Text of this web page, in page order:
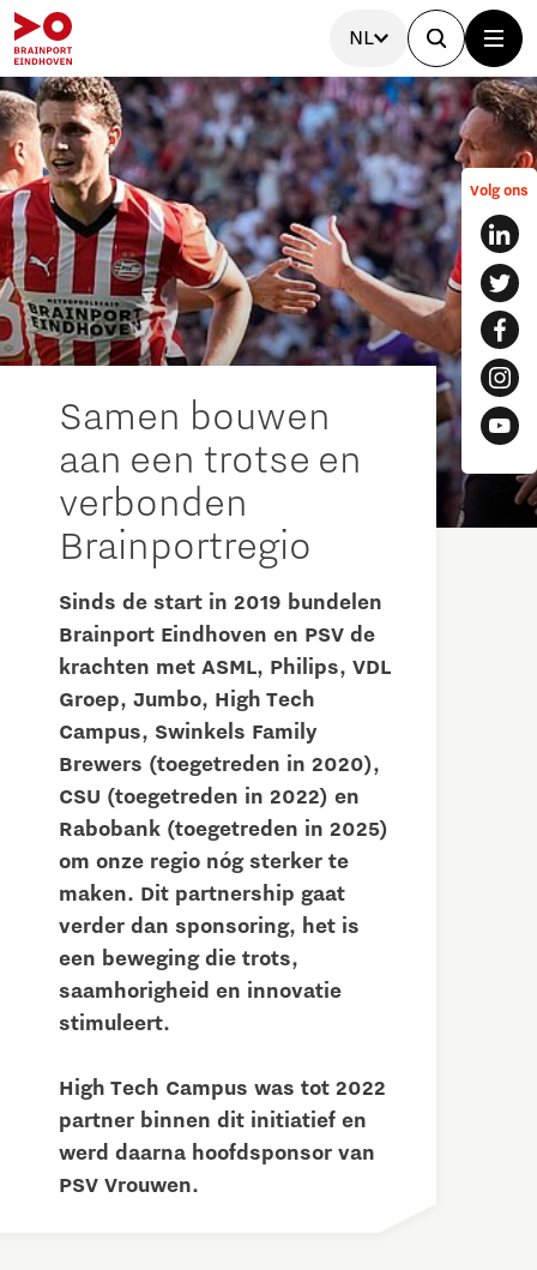
NL
Volg ons
Samen bouwen
aan een trotse en
verbonden
Brainportregio
Sinds de start in 2019 bundelen
Brainport Eindhoven en PSV de
krachten met ASML, Philips, VDL
Groep, Jumbo, High Tech
Campus, Swinkels Family
Brewers (toegetreden in 2020),
CSU (toegetreden in 2022) en
Rabobank (toegetreden in 2025)
om onze regio nóg sterker te
maken. Dit partnership gaat
verder dan sponsoring, het is
een beweging die trots,
saamhorigheid en innovatie
stimuleert.
High Tech Campus was tot 2022
partner binnen dit initiatief en
werd daarna hoofdsponsor van
PSV Vrouwen.